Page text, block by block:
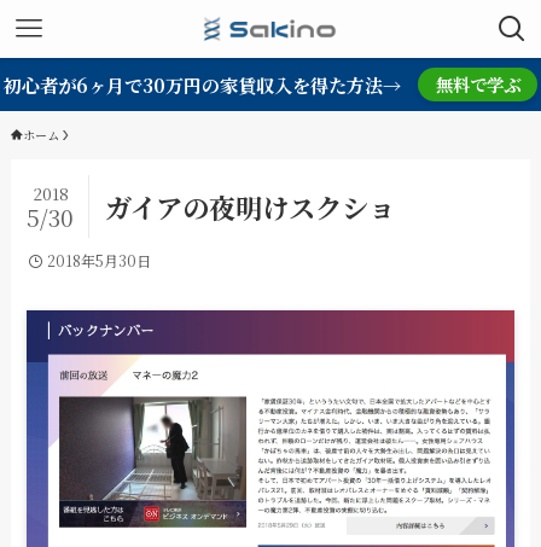
初心者が6ヶ月で30万円の家賃収入を得た方法→ 無料で学ぶ
ホーム
ガイアの夜明けスクショ
2018
5/30
2018年5月30日